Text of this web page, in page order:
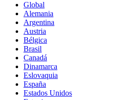
Global
Alemania
Argentina
Austria
Bélgica
Brasil
Canadá
Dinamarca
Eslovaquia
España
Estados Unidos